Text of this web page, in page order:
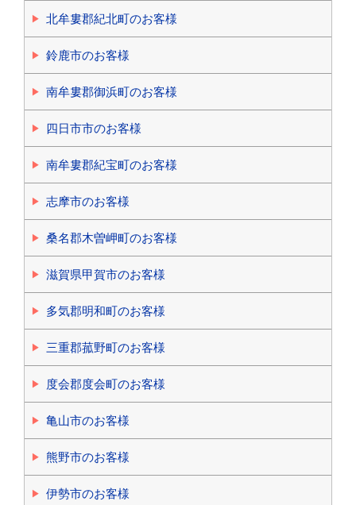
北牟婁郡紀北町のお客様
鈴鹿市のお客様
南牟婁郡御浜町のお客様
四日市市のお客様
南牟婁郡紀宝町のお客様
志摩市のお客様
桑名郡木曽岬町のお客様
滋賀県甲賀市のお客様
多気郡明和町のお客様
三重郡菰野町のお客様
度会郡度会町のお客様
亀山市のお客様
熊野市のお客様
伊勢市のお客様